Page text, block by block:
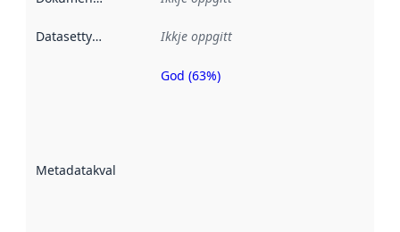
Datasettype Ikkje oppgitt
Metadatakvalitet
Metadatakvalitet
God (63%)